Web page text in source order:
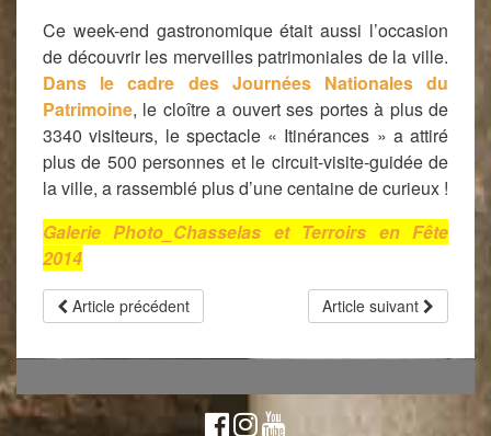
Ce week-end gastronomique était aussi l’occasion
de découvrir les merveilles patrimoniales de la ville.
Dans le cadre des Journées Nationales du
Patrimoine, le cloître a ouvert ses portes à plus de
3340 visiteurs, le spectacle « Itinérances » a attiré
plus de 500 personnes et le circuit-visite-guidée de
la ville, a rassemblé plus d’une centaine de curieux !
Galerie Photo_Chasselas et Terroirs en Fête
2014
Article précédent Article suivant